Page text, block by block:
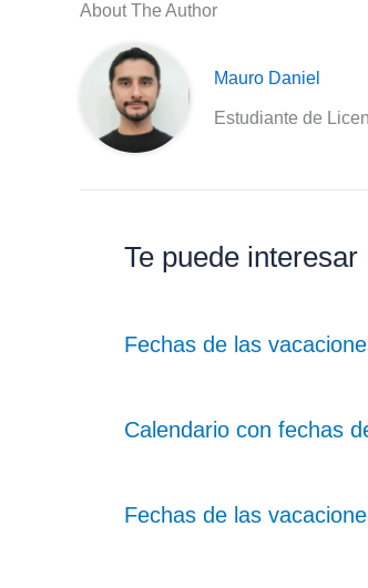
About The Author
Mauro Daniel
Estudiante de
Te puede interesar
Fechas de las
Calendario con fechas
Fechas de las